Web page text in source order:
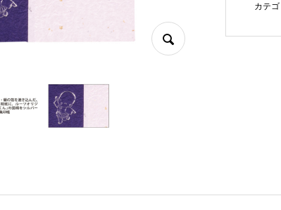
カテゴ